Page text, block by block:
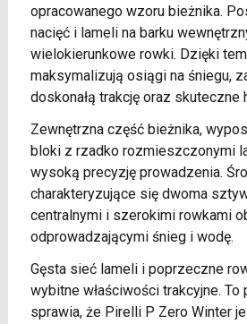
opracowanego wzoru bieżnika.
nacięć i lameli na barku
wielokierunkowe rowki. Dzięki
maksymalizują osiągi na śniegu,
doskonałą trakcję oraz skuteczne
Zewnętrzna część bieżnika,
bloki z rzadko rozmieszczonymi
wysoką precyzję prowadzenia.
charakteryzujące się dwoma
centralnymi i szerokimi rowkami
odprowadzającymi śnieg i wodę.
Gęsta sieć lameli i poprzeczne
wybitne właściwości trakcyjne. To
sprawia, że Pirelli P Zero Winter